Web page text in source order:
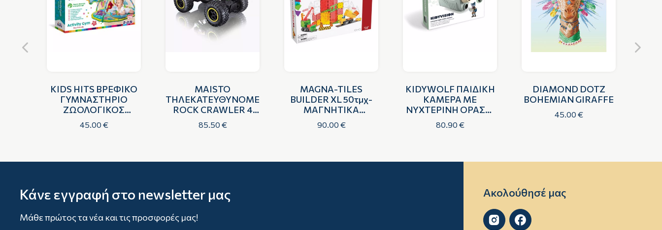
KIDS HITS ΒΡΕΦΙΚΟ
ΓΥΜΝΑΣΤΗΡΙΟ
ΖΩΟΛΟΓΙΚΟΣ
ΚΗΠΟΣ
45.00 €
MAISTO
ΤΗΛΕΚΑΤΕΥΘΥΝΟΜΕΝΟ
ROCK CRAWLER 4
WHEELER
85.50 €
MAGNA-TILES
BUILDER XL 50τμχ-
ΜΑΓΝΗΤΙΚΑ
ΠΛΑΚΙΔΙΑ STEM ΓΙΑ
ΚΑΤΑΣΚΕΥΕΣ
90.00 €
KIDYWOLF ΠΑΙΔΙΚΗ
ΚΑΜΕΡΑ ΜΕ
ΝΥΧΤΕΡΙΝΗ ΟΡΑΣΗ,
ΦΩΤΟΓΡΑΦΙΑ ΚΑΙ
ΒΙΝΤΕΟ
80.90 €
DIAMOND DOTZ
BOHEMIAN GIRAFFE
45.00 €
Κάνε εγγραφή στο newsletter μας
Μάθε πρώτος τα νέα και τις προσφορές μας!
Ακολούθησέ μας
 